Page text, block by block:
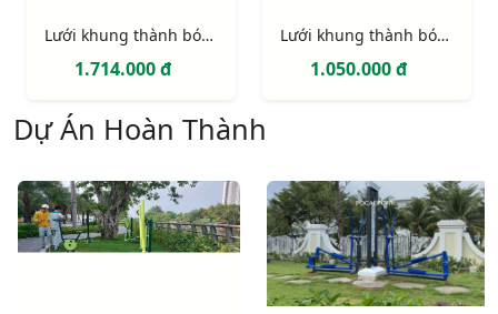
Lưới khung thành bóng đá 11 người (hình hộp)
1.714.000 đ
Lưới khung thành bóng đá 7 người
1.050.000 đ
Dự Án Hoàn Thành